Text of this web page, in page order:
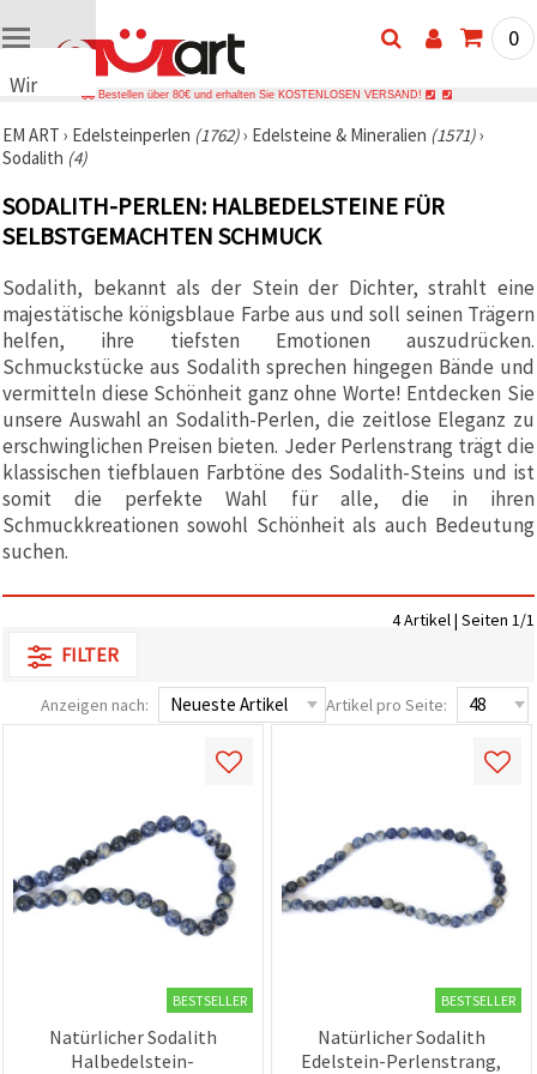
Wir
Cookies
🍪 Wir
Cookies
und
ähnliche
um das
ordnungsgemäße
Funktionieren
der Website
sicherzustellen,
Nutzungserlebnis
zu
verbessern
und, mit
Ihrer
Einwilligung,
den
Datenverkehr
zu
sowie
Werbung
anzuzeigen,
Unterstützung
unserer
Cookies
akzeptieren,
ablehnen
Einwilligung
0
Bestellen über 80€ und erhalten Sie KOSTENLOSEN VERSAND!
EM ART › Edelsteinperlen (1762)› Edelsteine & Mineralien (1571)›
Sodalith (4)
SODALITH-PERLEN: HALBEDELSTEINE FÜR
SELBSTGEMACHTEN SCHMUCK
Sodalith, bekannt als der Stein der Dichter, strahlt eine
majestätische königsblaue Farbe aus und soll seinen Trägern
helfen, ihre tiefsten Emotionen auszudrücken.
Schmuckstücke aus Sodalith sprechen hingegen Bände und
vermitteln diese Schönheit ganz ohne Worte! Entdecken Sie
unsere Auswahl an Sodalith-Perlen, die zeitlose Eleganz zu
erschwinglichen Preisen bieten. Jeder Perlenstrang trägt die
klassischen tiefblauen Farbtöne des Sodalith-Steins und ist
somit die perfekte Wahl für alle, die in ihren
Schmuckkreationen sowohl Schönheit als auch Bedeutung
suchen.
4 Artikel | Seiten 1/1
FILTER
Anzeigen nach: Artikel pro Seite:
BESTSELLER
Natürlicher Sodalith
Halbedelstein-
BESTSELLER
Natürlicher Sodalith
Edelstein-Perlenstrang,